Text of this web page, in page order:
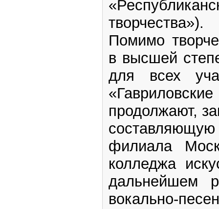
творчества»).
Помимо
в высшей
для всех
продолжают,
филиала
колледжа
дальнейшем
вокально-